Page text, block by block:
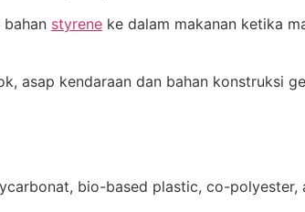
styrene ke dalam makanan ketika
asap kendaraan dan bahan konstruksi
bio-based plastic, co-polyester,